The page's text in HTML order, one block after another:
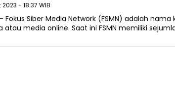
- 18:37 WIB
– Fokus Siber Media Network (FSMN) adalah
media online. Saat ini FSMN memiliki